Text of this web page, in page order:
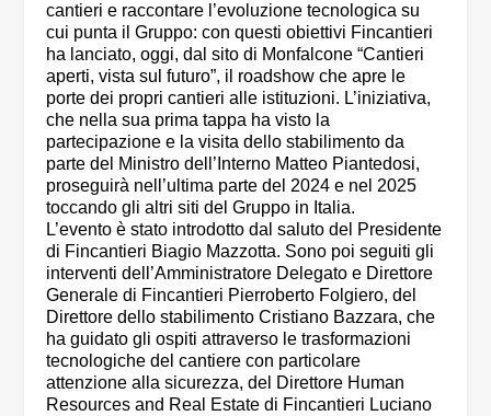
cantieri e raccontare l’evoluzione tecnologica su
cui punta il Gruppo: con questi obiettivi Fincantieri
ha lanciato, oggi, dal sito di Monfalcone “Cantieri
aperti, vista sul futuro”, il roadshow che apre le
porte dei propri cantieri alle istituzioni. L’iniziativa,
che nella sua prima tappa ha visto la
partecipazione e la visita dello stabilimento da
parte del Ministro dell’Interno Matteo Piantedosi,
proseguirà nell’ultima parte del 2024 e nel 2025
toccando gli altri siti del Gruppo in Italia.
L’evento è stato introdotto dal saluto del Presidente
di Fincantieri Biagio Mazzotta. Sono poi seguiti gli
interventi dell’Amministratore Delegato e Direttore
Generale di Fincantieri Pierroberto Folgiero, del
Direttore dello stabilimento Cristiano Bazzara, che
ha guidato gli ospiti attraverso le trasformazioni
tecnologiche del cantiere con particolare
attenzione alla sicurezza, del Direttore Human
Resources and Real Estate di Fincantieri Luciano